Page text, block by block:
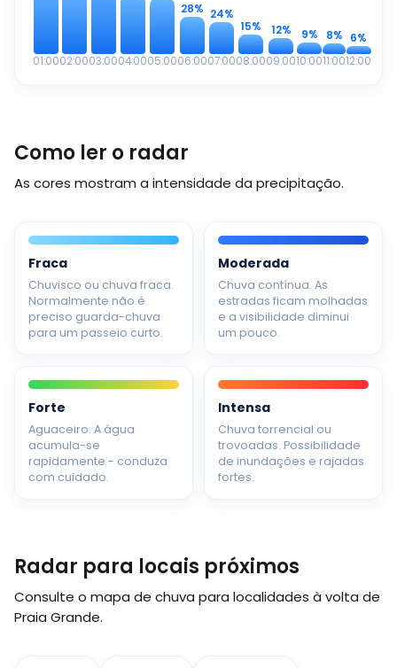
01:0002:0003:0004:0005:00
28%
06:00
24%
07:00
15%
08:00
12%
09:00
9%
10:00
8%
11:00
6%
12:00
Como ler o radar
As cores mostram a intensidade da precipitação.
Fraca
Chuvisco ou chuva fraca.
Normalmente não é
preciso guarda-chuva
para um passeio curto.
Moderada
Chuva contínua. As
estradas ficam molhadas
e a visibilidade diminui
um pouco.
Forte
Aguaceiro. A água
acumula-se
rapidamente - conduza
com cuidado.
Intensa
Chuva torrencial ou
trovoadas. Possibilidade
de inundações e rajadas
fortes.
Radar para locais próximos
Consulte o mapa de chuva para localidades à volta de
Praia Grande.